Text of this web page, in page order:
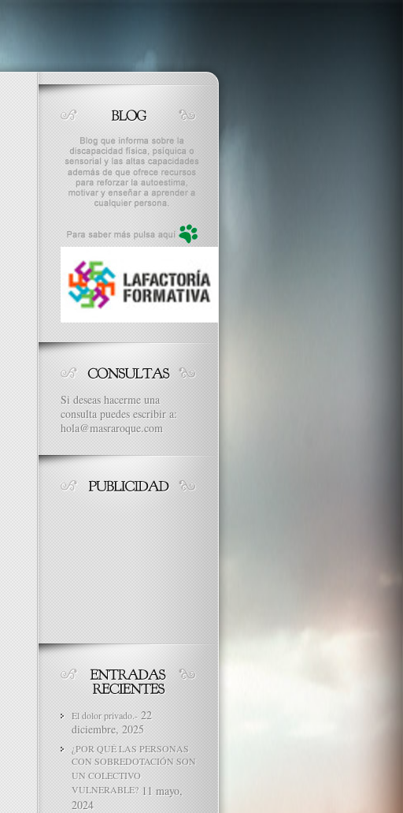
Si deseas hacerme una
consulta puedes escribir a:
hola@masraroque.com
El dolor privado.- 22
diciembre, 2025
¿POR QUÉ LAS PERSONAS
CON SOBREDOTACIÓN SON
UN COLECTIVO
VULNERABLE? 11 mayo,
2024